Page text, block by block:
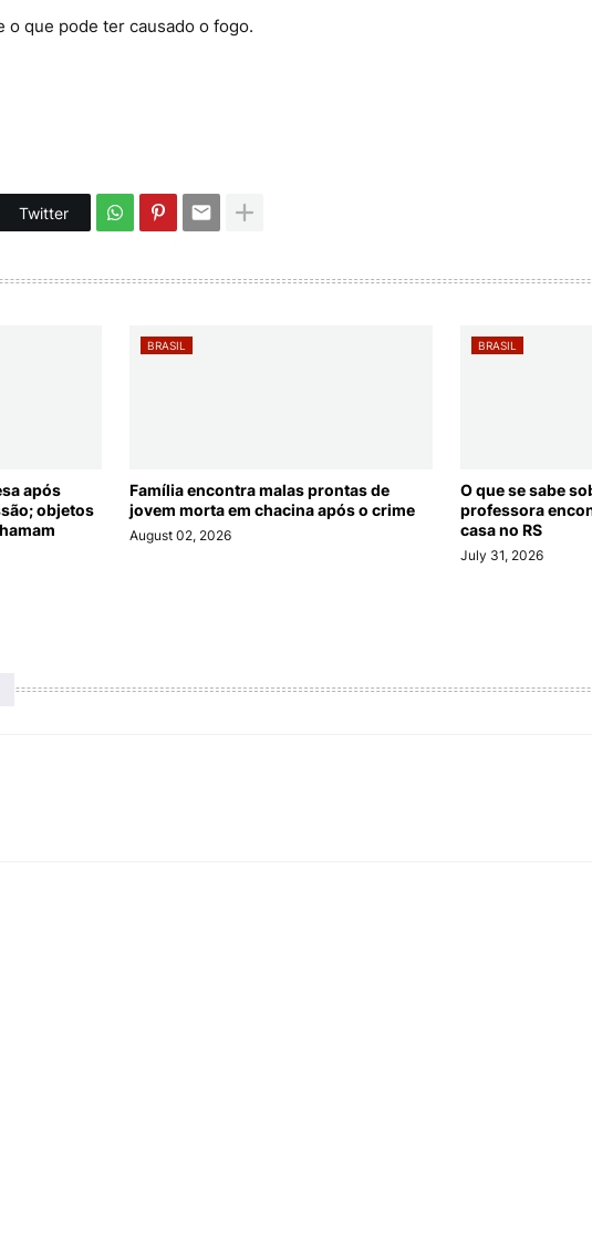
o que pode ter causado o fogo.
Twitter
após
objetos
BRASIL
Família encontra malas prontas de
jovem morta em chacina após o crime
August 02, 2026
BRASIL
O que se sabe
professora
casa no RS
July 31, 2026